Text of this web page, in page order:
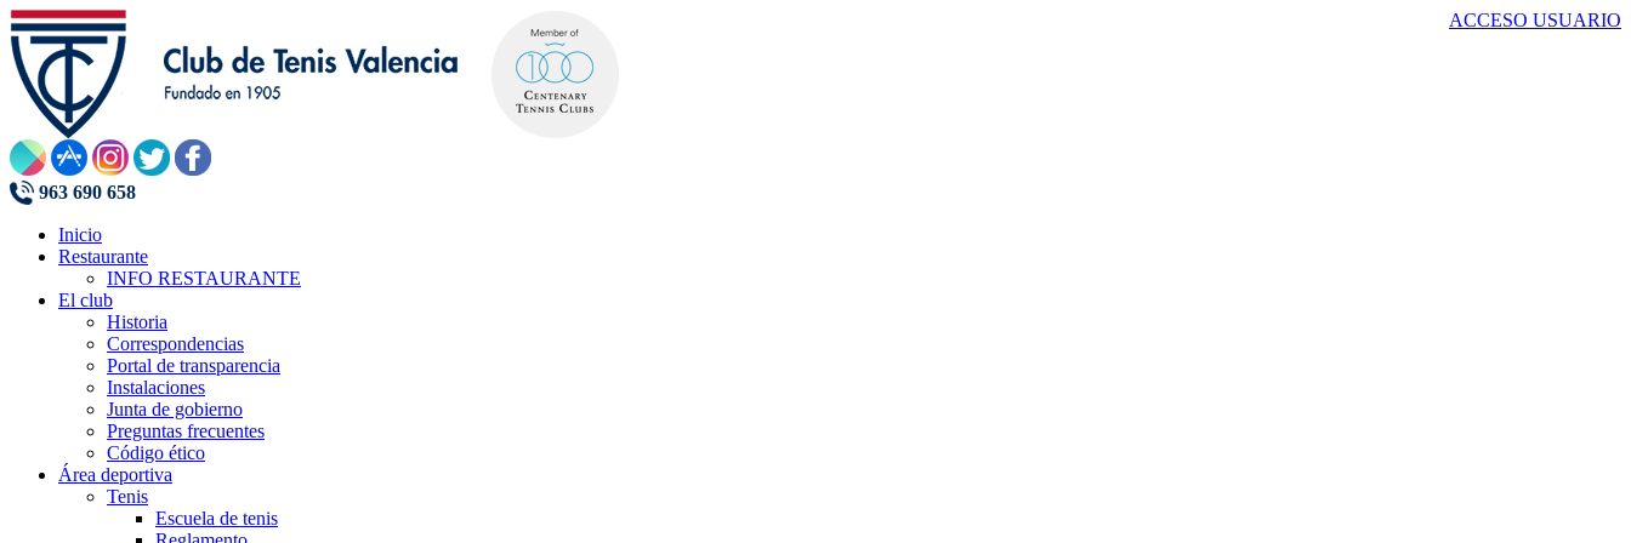
ACCESO USUARIO
963 690 658
Inicio
Restaurante
INFO RESTAURANTE
El club
Historia
Correspondencias
Portal de transparencia
Instalaciones
Junta de gobierno
Preguntas frecuentes
Código ético
Área deportiva
Tenis
Escuela de tenis